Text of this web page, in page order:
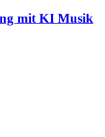
mit KI Musik